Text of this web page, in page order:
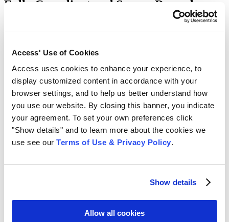
Access' Use of Cookies
Access uses cookies to enhance your experience, to
display customized content in accordance with your
browser settings, and to help us better understand how
you use our website. By closing this banner, you indicate
your agreement. To set your own preferences click
"Show details" and to learn more about the cookies we
use see our Terms of Use & Privacy Policy.
Show details
Allow all cookies
Fully Compliant and Secure Records
and security.
Secure Chain of Custody
Secure chain of custody gives you added visibility and security over
all your financial documents. Track the location and status of all
your documents in real time, with full historical records available for
all of your stored records.
Learn More
your most important records safe in the event of an unplanned
safeguards in addition to being fully climate controlled to preserve